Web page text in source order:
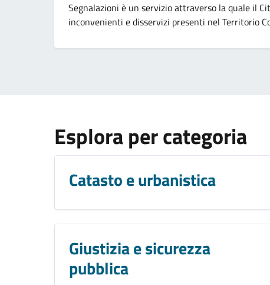
Segnalazioni è un servizio attraverso la quale il
inconvenienti e disservizi presenti nel Territorio
Esplora per categoria
Catasto e urbanistica
Giustizia e sicurezza
pubblica